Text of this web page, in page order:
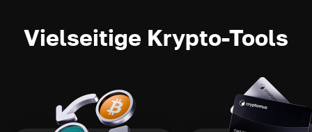
Vielseitige Krypto-Tools